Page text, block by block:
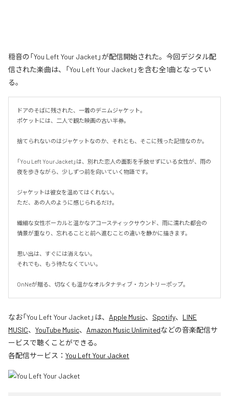
穏音の「You Left Your Jacket」が配信開始された。今回デジタル配
信された楽曲は、「You Left Your Jacket」を含む全1曲となってい
る。
ドアのそばに残された、一着のデニムジャケット。
ポケットには、二人で観た映画の古い半券。
捨てられないのはジャケットなのか、それとも、そこに残った記憶なのか。
「You Left Your Jacket」は、別れた恋人の面影を手放せずにいる女性が、雨の
夜を歩きながら、少しずつ前を向いていく物語です。
ジャケットは彼女を温めてはくれない。
ただ、あの人のように感じられるだけ。
繊細な女性ボーカルと温かなアコースティックサウンド、雨に濡れた都会の
情景が重なり、忘れることと前へ進むことの違いを静かに描きます。
思い出は、すぐには消えない。
それでも、もう待たなくていい。
OnNeが贈る、切なくも温かなオルタナティブ・カントリーポップ。
なお「You Left Your Jacket 」は、 Apple Music、 Spotify、 LINE
MUSIC、 YouTube Music、 Amazon Music Unlimitedなどの音楽配信サ
ービスで聴くことができる。
各配信サービス： You Left Your Jacket